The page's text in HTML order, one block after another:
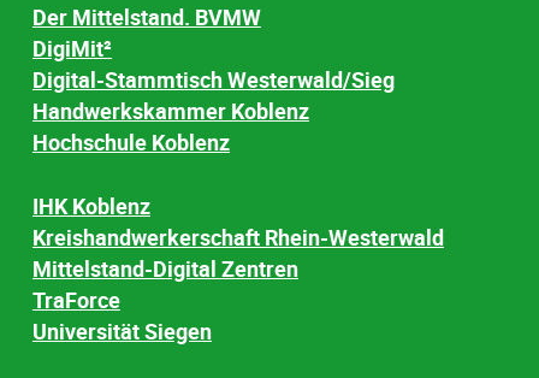
Der Mittelstand. BVMW
DigiMit²
Digital-Stammtisch Westerwald/Sieg
Handwerkskammer Koblenz
Hochschule Koblenz
IHK Koblenz
Kreishandwerkerschaft Rhein-Westerwald
Mittelstand-Digital Zentren
TraForce
Universität Siegen